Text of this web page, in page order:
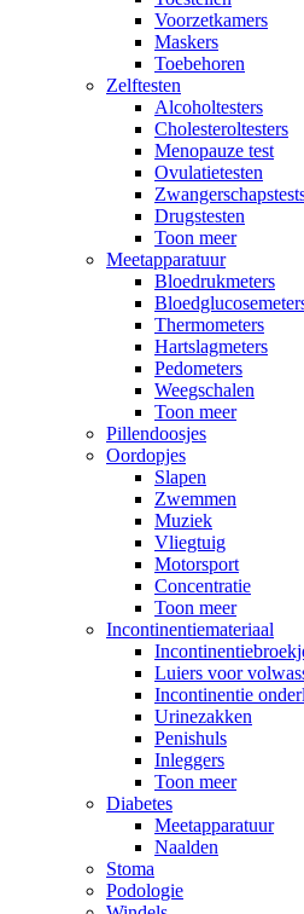
Voorzetkamers
Maskers
Toebehoren
Zelftesten
Alcoholtesters
Cholesteroltesters
Menopauze test
Ovulatietesten
Drugstesten
Toon meer
Meetapparatuur
Bloedrukmeters
Thermometers
Hartslagmeters
Pedometers
Weegschalen
Toon meer
Pillendoosjes
Oordopjes
Slapen
Zwemmen
Muziek
Vliegtuig
Motorsport
Concentratie
Toon meer
Incontinentiemateriaal
Luiers voor
Incontinentie
Urinezakken
Penishuls
Inleggers
Toon meer
Diabetes
Meetapparatuur
Naalden
Stoma
Podologie